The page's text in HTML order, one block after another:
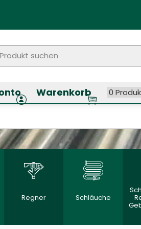
suchen
Warenkorb 0
Regner Schläuche